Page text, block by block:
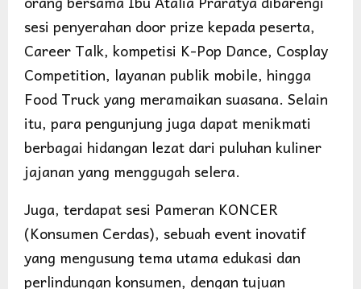
sesi penyerahan door prize kepada peserta,
Career Talk, kompetisi K-Pop Dance, Cosplay
Competition, layanan publik mobile, hingga
Food Truck yang meramaikan suasana. Selain
itu, para pengunjung juga dapat menikmati
berbagai hidangan lezat dari puluhan kuliner
jajanan yang menggugah selera.
Juga, terdapat sesi Pameran KONCER
(Konsumen Cerdas), sebuah event inovatif
yang mengusung tema utama edukasi dan
perlindungan konsumen, dengan tujuan